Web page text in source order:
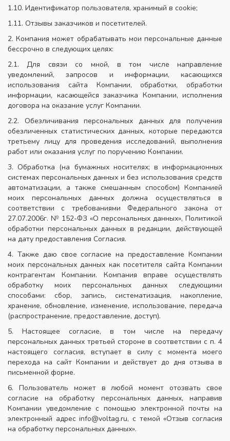
1.10. Идентификатор пользователя, хранимый в cookie;
1.11. Отзывы заказчиков и посетителей.
2. Компания может обрабатывать мои персональные данные
бессрочно в следующих целях:
2.1. Для связи со мной, в том числе направление
уведомлений, запросов и информации, касающихся
использования сайта Компании, обработки, обработки
информации, касающейся заказчика Компании, исполнения
договора на оказание услуг Компании.
2.2. Обезличивания персональных данных для получения
обезличенных статистических данных, которые передаются
третьему лицу для проведения исследований, выполнения
работ или оказания услуг по поручению Компании.
3. Обработка (на бумажных носителях; в информационных
системах персональных данных и без использования средств
автоматизации, а также смешанным способом) Компанией
моих персональных данных должна осуществляться в
соответствии с требованиями Федерального закона от
27.07.2006г. № 152-ФЗ «О персональных данных», Политикой
обработки персональных данных в редакции, действующей
на дату предоставления Согласия.
4. Также даю свое согласие на предоставление Компании
моих персональных данных как посетителя сайта Компании
контрагентам Компании. Компания вправе осуществлять
обработку моих персональных данных следующими
способами: сбор, запись, систематизация, накопление,
хранение, обновление, изменение, использование, передача
(распространение, предоставление, доступ).
5. Настоящее согласие, в том числе на передачу
персональных данных третьей стороне в соответствии с п. 4
настоящего согласия, вступает в силу с момента моего
перехода на сайт Компании и действует до дня отзыва в
письменной форме.
6. Пользователь может в любой момент отозвать свое
согласие на обработку персональных данных, направив
Компании уведомление с помощью электронной почты на
электронный адрес info@voltag.ru, с темой «Отзыв согласия
на обработку персональных данных».